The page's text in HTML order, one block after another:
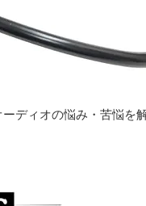
ディオの悩み・苦悩を